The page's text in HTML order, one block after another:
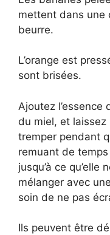
mettent dans une
beurre.
L’orange est
sont brisées.
Ajoutez l’essence
du miel, et
tremper pendant
remuant de
jusqu’à ce qu’elle
mélanger avec
soin de ne pas
Ils peuvent être